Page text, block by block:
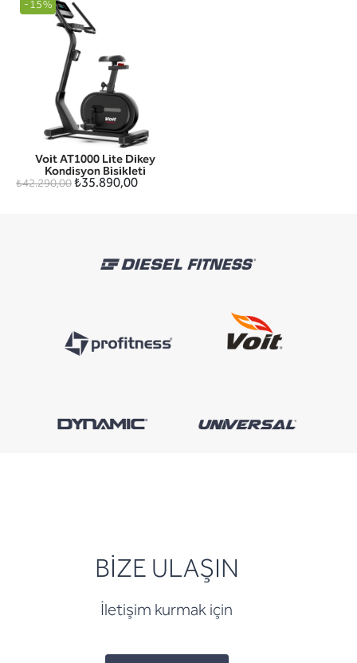
-15%
Voit AT1000 Lite Dikey
Kondisyon Bisikleti
₺42.290,00₺35.890,00
BİZE ULAŞIN
İletişim kurmak için